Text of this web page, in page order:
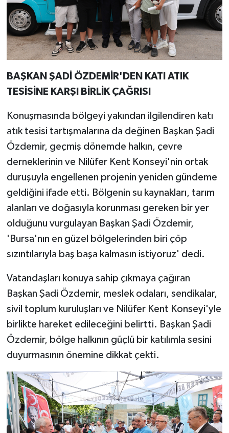
BAŞKAN ŞADİ ÖZDEMİR'DEN KATI ATIK
TESİSİNE KARŞI BİRLİK ÇAĞRISI
Konuşmasında bölgeyi yakından ilgilendiren katı
atık tesisi tartışmalarına da değinen Başkan Şadi
Özdemir, geçmiş dönemde halkın, çevre
derneklerinin ve Nilüfer Kent Konseyi'nin ortak
duruşuyla engellenen projenin yeniden gündeme
geldiğini ifade etti. Bölgenin su kaynakları, tarım
alanları ve doğasıyla korunması gereken bir yer
olduğunu vurgulayan Başkan Şadi Özdemir,
'Bursa'nın en güzel bölgelerinden biri çöp
sızıntılarıyla baş başa kalmasın istiyoruz' dedi.
Vatandaşları konuya sahip çıkmaya çağıran
Başkan Şadi Özdemir, meslek odaları, sendikalar,
sivil toplum kuruluşları ve Nilüfer Kent Konseyi'yle
birlikte hareket edileceğini belirtti. Başkan Şadi
Özdemir, bölge halkının güçlü bir katılımla sesini
duyurmasının önemine dikkat çekti.